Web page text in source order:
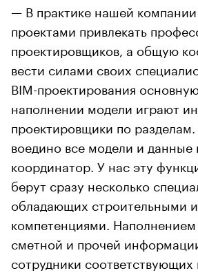
— В практике нашей
проектами привлекать
проектировщиков, а общую
вести силами своих
BIM-проектирования
наполнении модели играют
проектировщики по
воедино все модели и данные
координатор. У нас эту
берут сразу несколько
обладающих строительными
компетенциями.
сметной и прочей
сотрудники соответствующих